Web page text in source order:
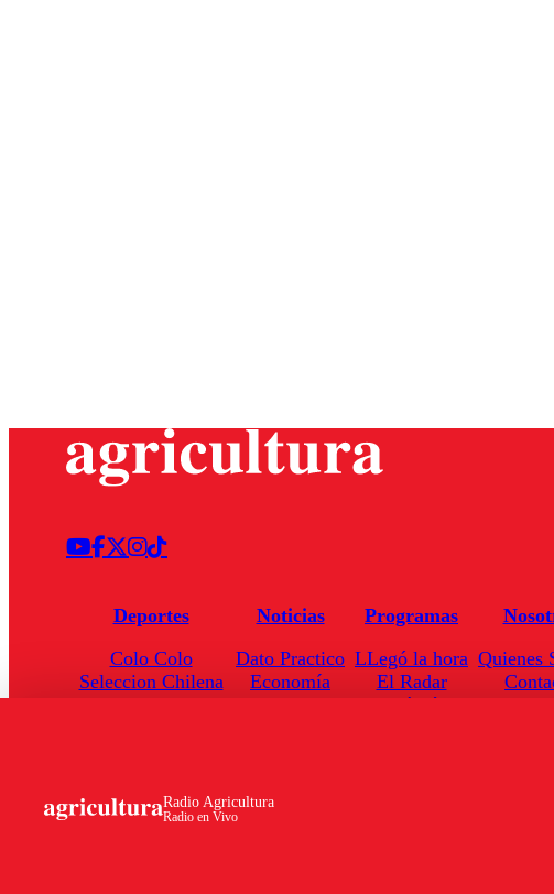
Radio Agricultura
Radio en Vivo
Deportes
Colo Colo
Seleccion Chilena
Noticias
Dato Practico
Economía
Programas
LLegó la hora
El Radar
Enfoqué Público
Quienes